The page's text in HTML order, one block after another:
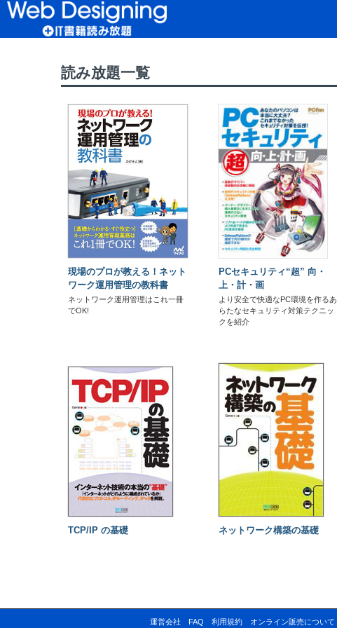
読み放題TOP
読み放題一覧
現場のプロが教える！ネット
ワーク運用管理の教科書
ネットワーク運用管理はこれ一冊
でOK!
PCセキュリティ“超” 向・
上・計・画
より安全で快適なPC環境を作るあ
らたなセキュリティ対策テクニッ
クを紹介
TCP/IP の基礎 ネットワーク構築の基礎
運営会社 FAQ 利用規約 オンライン販売について